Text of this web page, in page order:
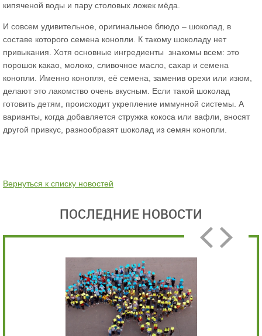
кипяченой воды и пару столовых ложек мёда.
И совсем удивительное, оригинальное блюдо – шоколад, в
составе которого семена конопли. К такому шоколаду нет
привыкания. Хотя основные ингредиенты знакомы всем: это
порошок какао, молоко, сливочное масло, сахар и семена
конопли. Именно конопля, её семена, заменив орехи или изюм,
делают это лакомство очень вкусным. Если такой шоколад
готовить детям, происходит укрепление иммунной системы. А
варианты, когда добавляется стружка кокоса или вафли, вносят
другой привкус, разнообразят шоколад из семян конопли.
Вернуться к списку новостей
ПОСЛЕДНИЕ НОВОСТИ